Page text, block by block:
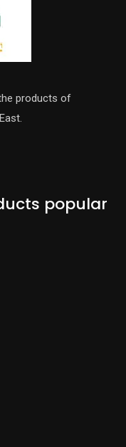
products of
popular